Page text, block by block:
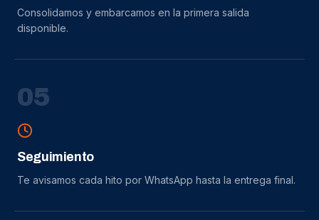
Consolidamos y embarcamos en la primera salida
disponible.
05
Seguimiento
Te avisamos cada hito por WhatsApp hasta la entrega final.